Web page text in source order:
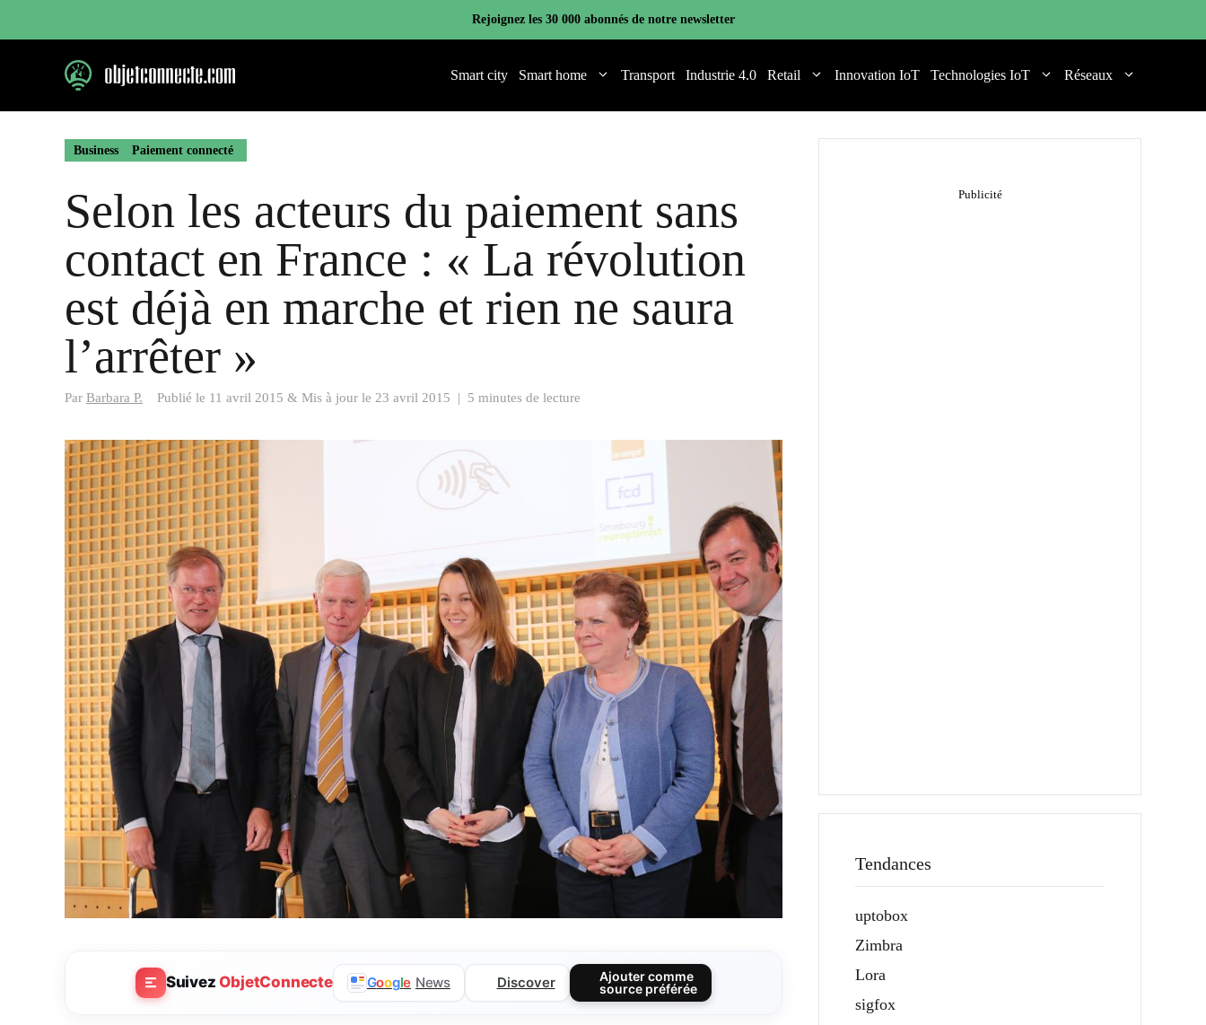
Rejoignez les 30 000 abonnés de notre newsletter
Smart city Smart home Transport Industrie 4.0 Retail Innovation IoT Technologies IoT Réseaux
Business Paiement connecté
Selon les acteurs du paiement sans
contact en France : « La révolution
est déjà en marche et rien ne saura
l’arrêter »
Par Barbara P. Publié le 11 avril 2015 & Mis à jour le 23 avril 2015 | 5 minutes de lecture
SuivezObjetConnecte Google News Discover
Ajouter comme
source préférée
Tendances
uptobox
Zimbra
Lora
sigfox